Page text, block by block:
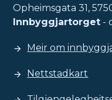
Opheimsgata 31,
Innbyggjartorget -
Meir om
Nettstadkart